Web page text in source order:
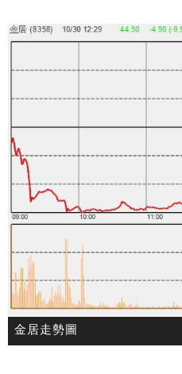
金居走勢圖